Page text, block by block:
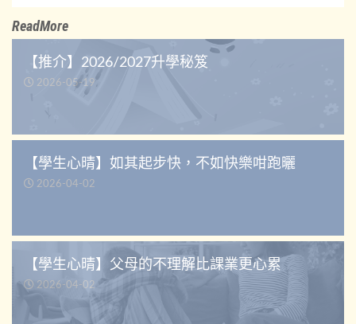
ReadMore
【推介】2026/2027升學秘笈
2026-05-19
【學生心晴】如其起步快，不如快樂咁跑曬
2026-04-02
【學生心晴】父母的不理解比課業更心累
2026-04-02